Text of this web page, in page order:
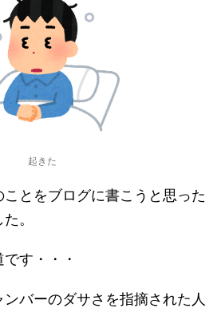
起きた
とをブログに書こうと思った
。
す・・・
バーのダサさを指摘された人